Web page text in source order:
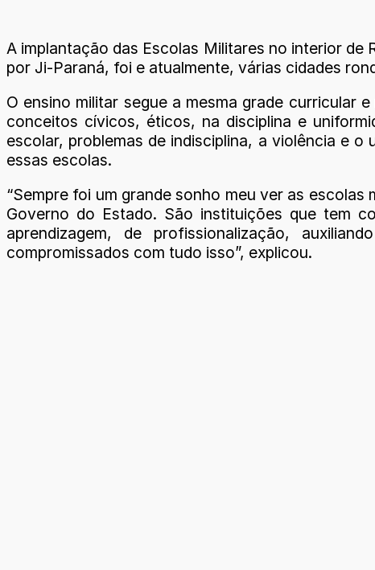
A implantação das Escolas Militares no interior
por Ji-Paraná, foi e atualmente, várias cidades
O ensino militar segue a mesma grade curricular
conceitos cívicos, éticos, na disciplina e
escolar, problemas de indisciplina, a violência e
essas escolas.
“Sempre foi um grande sonho meu ver as
Governo do Estado. São instituições que tem
aprendizagem, de profissionalização,
compromissados com tudo isso”, explicou.